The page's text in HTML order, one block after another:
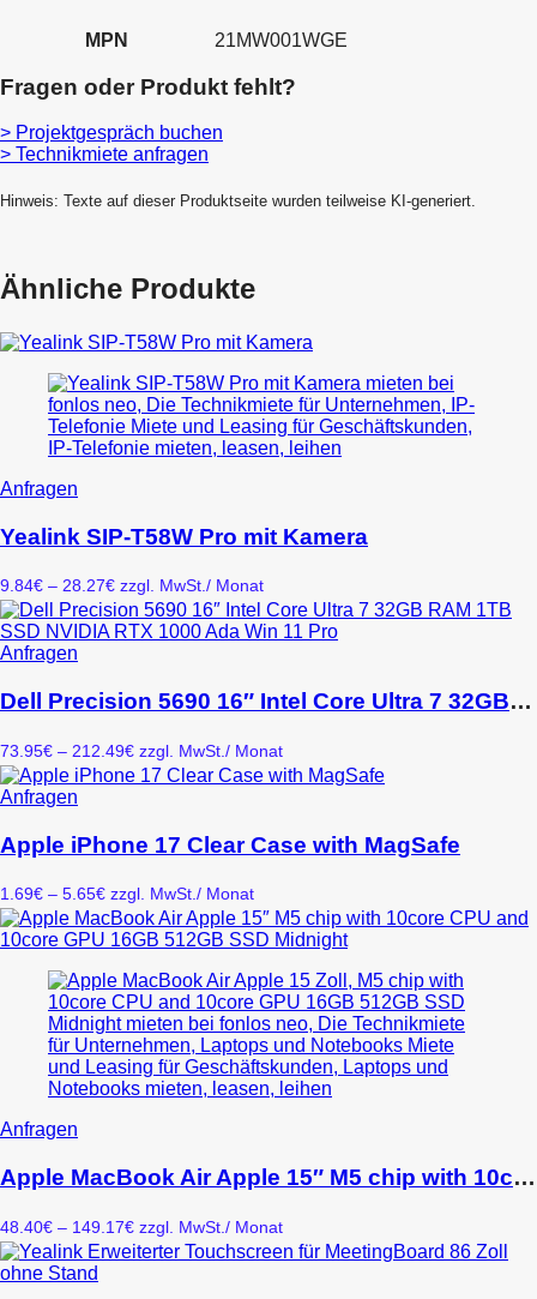
MPN 21MW001WGE
Fragen oder Produkt fehlt?
> Projektgespräch buchen
> Technikmiete anfragen
Hinweis: Texte auf dieser Produktseite wurden teilweise KI-generiert.
Ähnliche Produkte
Anfragen
weist
mehrere
auf.
Die
Optionen
können
der
gewählt
werden
Yealink SIP-T58W Pro mit Kamera
9.84€ – 28.27€Preisspanne:
9.84€
bis
zzgl. MwSt./ Monat
Anfragen
weist
mehrere
auf.
Die
Optionen
auf
Produktseite
gewählt
werden
Dell Precision 5690 16″ Intel Core Ultra 7 32GB RAM 1TB SSD NVIDIA RTX 1000 Ada Win 11 Pro
73.95€ – 212.49€Preisspanne:
73.95€
zzgl. MwSt. / Monat
Anfragen
weist
mehrere
auf.
Die
Optionen
können
auf
der
Produktseite
gewählt
werden
Apple iPhone 17 Clear Case with MagSafe
1.69€ – 5.65€Preisspanne:
1.69€
bis
zzgl. MwSt./ Monat
Anfragen
weist
mehrere
auf.
Die
Optionen
Apple MacBook Air Apple 15″ M5 chip with 10core CPU and 10core GPU 16GB 512GB SSD Midnight
48.40€ – 149.17€Preisspanne:
48.40€
zzgl. MwSt. / Monat